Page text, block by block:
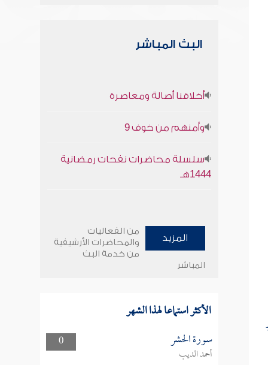
البث المباشر
أخلاقنا أصالة ومعاصرة
وأمنهم من خوف 9
سلسلة محاضرات نفحات رمضانية
1444هـ
المزيد
من الفعاليات
والمحاضرات الأرشيفية
من خدمة البث
المباشر
الأكثر استماعا لهذا الشهر
0 سورة الحشر
أحمد الديب